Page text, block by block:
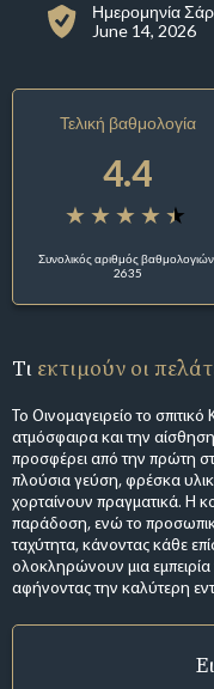
Ημερομηνία
June 14, 2026
Τελική βαθμολογία
4.4
Συνολικός αριθμός
2635
Τι εκτιμούν οι
Το Οινομαγειρείο το
ατμόσφαιρα και την
προσφέρει από την πρώτη
πλούσια γεύση, φρέσκα
χορταίνουν πραγματικά. Η
παράδοση, ενώ το
ταχύτητα, κάνοντας κάθε
ολοκληρώνουν μια εμπειρία
αφήνοντας την καλύτερη